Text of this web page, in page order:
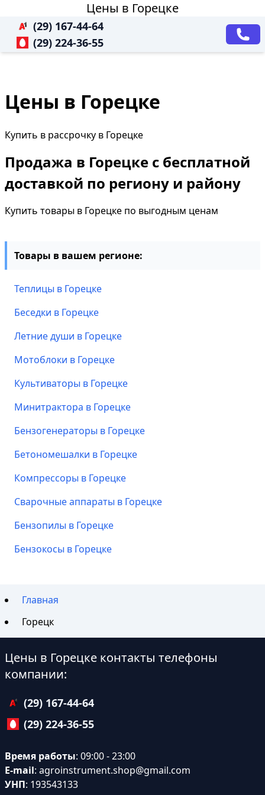
Цены в Горецке
(29) 167-44-64
(29) 224-36-55
Цены в Горецке
Купить в рассрочку в Горецке
Продажа в Горецке с бесплатной
доставкой по региону и району
Купить товары в Горецке по выгодным ценам
Товары в вашем регионе:
Теплицы в Горецке
Беседки в Горецке
Летние души в Горецке
Мотоблоки в Горецке
Культиваторы в Горецке
Минитрактора в Горецке
Бензогенераторы в Горецке
Бетономешалки в Горецке
Компрессоры в Горецке
Сварочные аппараты в Горецке
Бензопилы в Горецке
Бензокосы в Горецке
Главная
Горецк
Цены в Горецке контакты телефоны
компании:
(29) 167-44-64
(29) 224-36-55
Время работы: 09:00 - 23:00
E-mail: agroinstrument.shop@gmail.com
УНП: 193543133